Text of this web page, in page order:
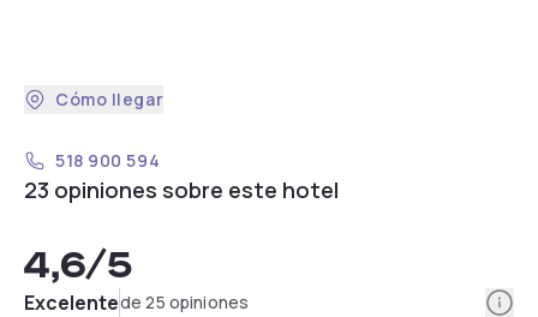
Cómo llegar
518 900 594
23 opiniones sobre este hotel
4,6/5
Excelentede 25 opiniones